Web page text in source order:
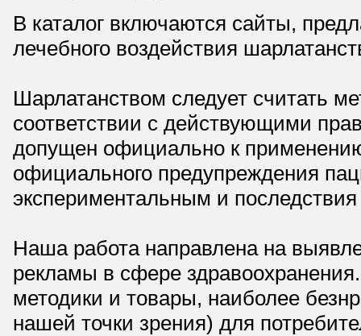
В каталог включаются сайты,
лечебного воздействия
Шарлатанством следует считать
соответствии с действующими
допущен официально к
официального предупреждения
экспериментальным и
Наша работа направлена на
рекламы в сфере
методики и товары, наиболее
нашей точки зрения) для